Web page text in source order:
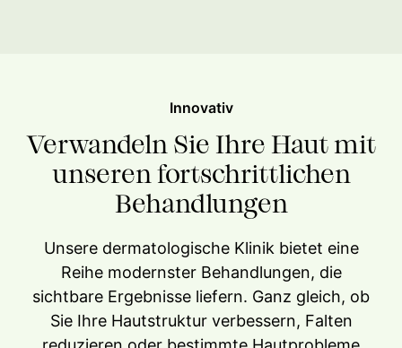
Innovativ
Verwandeln Sie Ihre Haut mit
unseren fortschrittlichen
Behandlungen
Unsere dermatologische Klinik bietet eine
Reihe modernster Behandlungen, die
sichtbare Ergebnisse liefern. Ganz gleich, ob
Sie Ihre Hautstruktur verbessern, Falten